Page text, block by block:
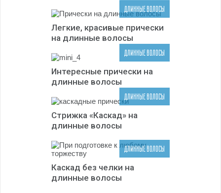
ДЛИННЫЕ ВОЛОСЫ
Легкие, красивые прически
на длинные волосы
ДЛИННЫЕ ВОЛОСЫ
Интересные прически на
длинные волосы
ДЛИННЫЕ ВОЛОСЫ
Стрижка «Каскад» на
длинные волосы
ДЛИННЫЕ ВОЛОСЫ
Каскад без челки на
длинные волосы